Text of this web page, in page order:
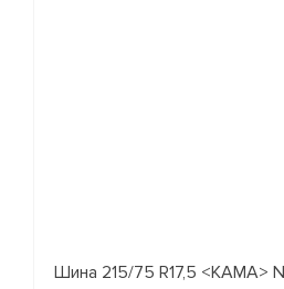
Шина 215/75 R17,5 <КАМА>